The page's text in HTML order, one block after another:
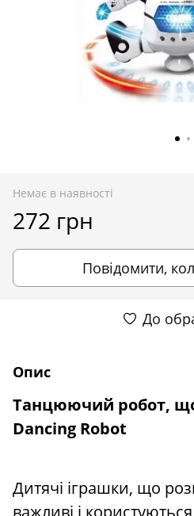
Немає в наявності
272 грн
Повідомити,
До
Опис
Танцюючий робот, що
Dancing Robot
Дитячі іграшки, що
важливі і